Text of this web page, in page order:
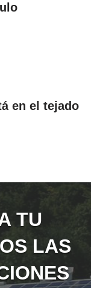
en el tejado
TU
LAS